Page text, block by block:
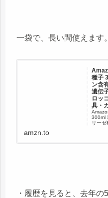
一袋で、長い間使えます。
種子
ン含
遺伝
ロッ
具・
300ml
リー
amzn.to
・履歴を見ると、去年